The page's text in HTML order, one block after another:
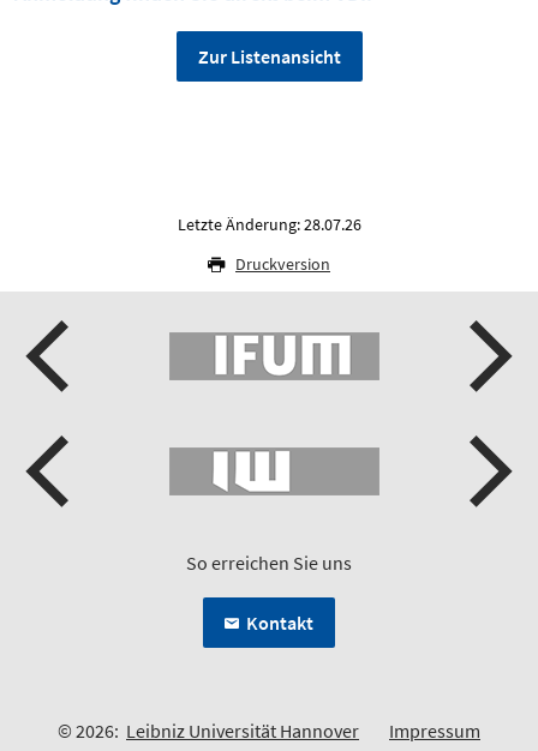
Zur Listenansicht
Letzte Änderung: 28.07.26
Druckversion
So erreichen Sie uns
Kontakt
© 2026: Leibniz Universität Hannover Impressum